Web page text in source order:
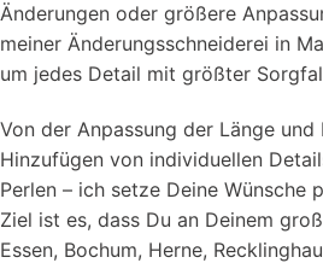
Änderungen oder größere
meiner Änderungsschneiderei in
um jedes Detail mit größter
Von der Anpassung der Länge
Hinzufügen von individuellen
Perlen – ich setze Deine Wünsche
Ziel ist es, dass Du an Deinem
Essen, Bochum, Herne,